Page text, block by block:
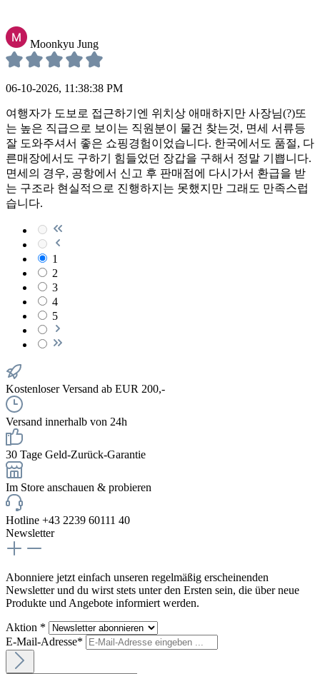
Moonkyu Jung
06-10-2026, 11:38:38 PM
여행자가 도보로 접근하기엔 위치상 애매하지만 사장님(?)또
는 높은 직급으로 보이는 직원분이 물건 찾는것, 면세 서류등
잘 도와주셔서 좋은 쇼핑경험이었습니다. 한국에서도 품절, 다
른매장에서도 구하기 힘들었던 장갑을 구해서 정말 기쁩니다.
면세의 경우, 공항에서 신고 후 판매점에 다시가서 환급을 받
는 구조라 현실적으로 진행하지는 못했지만 그래도 만족스럽
습니다.
1
2
3
4
5
Kostenloser Versand ab EUR 200,-
Versand innerhalb von 24h
30 Tage Geld-Zurück-Garantie
Im Store anschauen & probieren
Hotline +43 2239 60111 40
Newsletter
Abonniere jetzt einfach unseren regelmäßig erscheinenden
Newsletter und du wirst stets unter den Ersten sein, die über neue
Produkte und Angebote informiert werden.
Aktion *
E-Mail-Adresse*